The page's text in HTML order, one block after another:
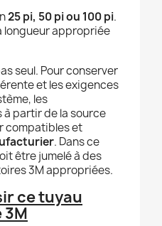
25 pi, 50 pi ou 100 pi.
longueur appropriée
seul. Pour conserver
et les exigences
les
partir de la source
compatibles et
. Dans ce
être jumelé à des
3M appropriées.
ce tuyau
3M